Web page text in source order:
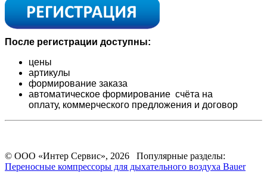
После регистрации доступны:
цены
артикулы
формирование заказа
автоматическое формирование счёта на
оплату, коммерческого предложения и договор
© ООО «Интер Сервис», 2026 Популярные разделы:
Переносные компрессоры для дыхательного воздуха Bauer